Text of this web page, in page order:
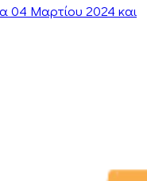
04 Μαρτίου 2024 και